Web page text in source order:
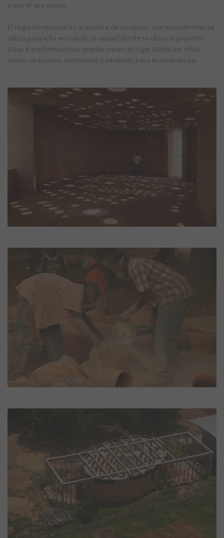
y que el aire circule.
El segundo material es la madera de eucalipto, que normalmente se
utiliza para leña en Gando, la ciudad donde se ubica el proyecto.
Estas transformaciones simples crean un lugar donde los niños
tienen un espacio sombreado y ventilado para el aprendizaje.